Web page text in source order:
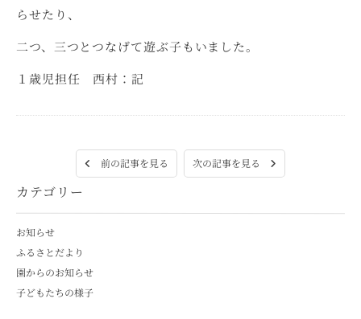
カテゴリー
お知らせ
ふるさとだより
園からのお知らせ
子どもたちの様子
らせたり、
二つ、三つとつなげて遊ぶ子もいました。
１歳児担任 西村：記
前の記事を見る 次の記事を見る